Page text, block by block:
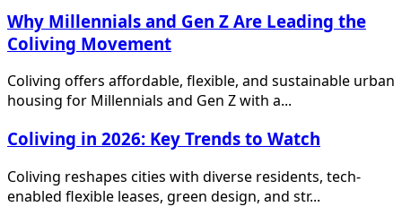
Why Millennials and Gen Z Are Leading the
Coliving Movement
Coliving offers affordable, flexible, and sustainable urban
housing for Millennials and Gen Z with a...
Coliving in 2026: Key Trends to Watch
Coliving reshapes cities with diverse residents, tech-
enabled flexible leases, green design, and str...